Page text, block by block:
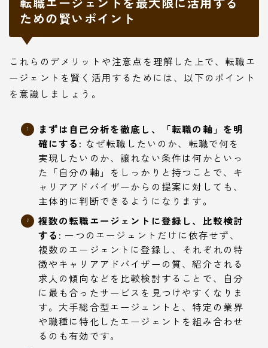
ための賢いポイント
これらのデメリットや注意点を理解した上で、転職エ
ージェントを賢く活用するためには、以下のポイント
を意識しましょう。
まずは自己分析を徹底し、「転職の軸」を明
確にする: なぜ転職したいのか、転職で何を
実現したいのか、譲れない条件は何かといっ
た「自分の軸」をしっかりと持つことで、キ
ャリアアドバイザーからの提案に対しても、
主体的に判断できるようになります。
複数の転職エージェントに登録し、比較検討
する: 一つのエージェントだけに依存せず、
複数のエージェントに登録し、それぞれの特
徴やキャリアアドバイザーの質、紹介される
求人の傾向などを比較検討することで、自分
に最も合ったサービスを見つけやすくなりま
す。大手総合型エージェントと、特定の業界
や職種に特化したエージェントを組み合わせ
るのも有効です。